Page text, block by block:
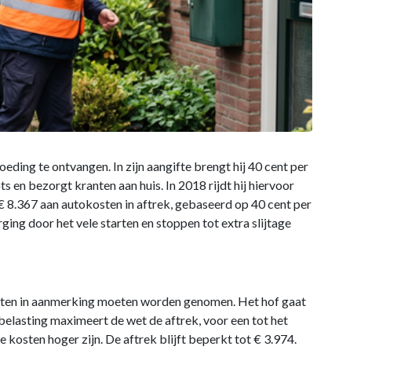
te ontvangen. In zijn aangifte brengt hij 40 cent per
en bezorgt kranten aan huis. In 2018 rijdt hij hiervoor
aan autokosten in aftrek, gebaseerd op 40 cent per
door het vele starten en stoppen tot extra slijtage
in aanmerking moeten worden genomen. Het hof gaat
maximeert de wet de aftrek, voor een tot het
kosten hoger zijn. De aftrek blijft beperkt tot € 3.974.